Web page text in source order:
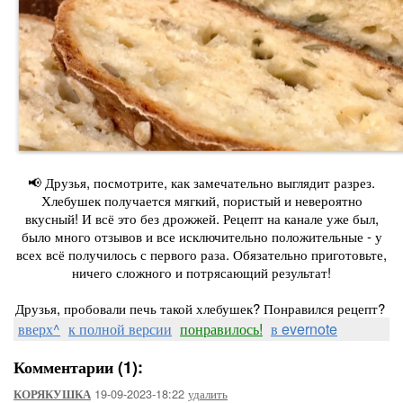
📢 Друзья, посмотрите, как замечательно выглядит разрез.
Хлебушек получается мягкий, пористый и невероятно
вкусный! И всё это без дрожжей. Рецепт на канале уже был,
было много отзывов и все исключительно положительные - у
всех всё получилось с первого раза. Обязательно приготовьте,
ничего сложного и потрясающий результат!
Друзья, пробовали печь такой хлебушек? Понравился рецепт?
вверх^ к полной версии понравилось! в evernote
Комментарии (1):
КОРЯКУШКА 19-09-2023-18:22 удалить